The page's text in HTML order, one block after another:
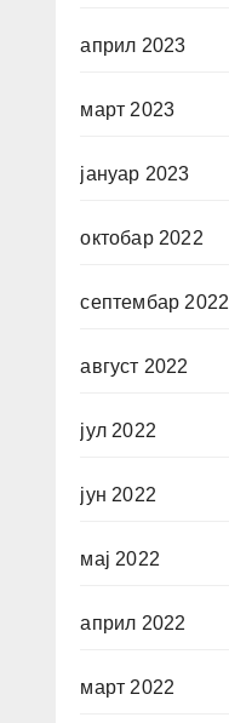
април 2023
март 2023
јануар 2023
октобар 2022
септембар 2022
август 2022
јул 2022
јун 2022
мај 2022
април 2022
март 2022